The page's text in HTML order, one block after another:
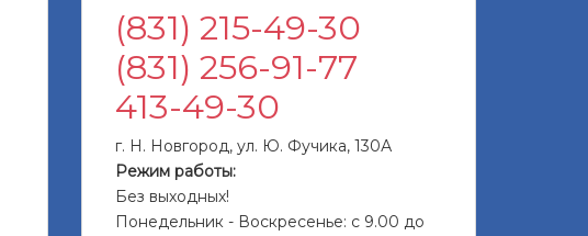
(831) 215-49-30
(831) 256-91-77
413-49-30
г. Н. Новгород, ул. Ю. Фучика, 130А
Режим работы:
Без выходных!
Понедельник - Воскресенье: с 9.00 до